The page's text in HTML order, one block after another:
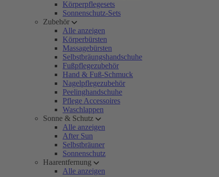
Körperpflegesets
Sonnenschutz-Sets
Zubehör
Alle anzeigen
Körperbürsten
Massagebürsten
Selbstbräungshandschuhe
Fußpflegezubehör
Hand & Fuß-Schmuck
Nagelpflegezubehör
Peelinghandschuhe
Pflege Accessoires
Waschlappen
Sonne & Schutz
Alle anzeigen
After Sun
Selbstbräuner
Sonnenschutz
Haarentfernung
Alle anzeigen